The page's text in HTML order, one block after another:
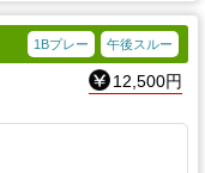
午後スルー
1Bプレー
12,500円